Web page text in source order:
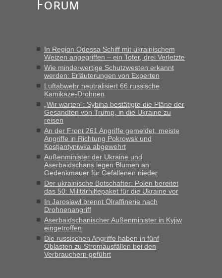
„Wir sind mit unserem Wohnmobil, wie geplant am Montag
inBerichte und Reisetipps • Re: An welchem
Grenzübergang zwischen Polen und der Ukraine geht es am
schnellsten?
„Gestern 6 Stunden warten vor der Grenze Richtung Polen
in Krakowez mit dem Kleinbus. Abfertigung ging dann
schnell da auch Passagiere mit EU-Pass dabei waren“
Bernd D-UAinBerichte und Reisetipps • Re: An welchem
Grenzübergang zwischen Polen und der Ukraine geht es am
schnellsten?
„Bin am Montag 15.6.26 um 8 Uhr in Urgyniw ausgereist,
das erste Mal an einem Montagmorgen ca. 15 Fahrzeuge
vor mir, bin sonst der Erste oder Zweite, egal, nach ca 20
Minuten wurde dann die nächste Welle...“
Berichte und Reisetipps • Re: An welchem
Grenzübergang zwischen Polen und der Ukraine geht es am
schnellsten?
„Derzeit, ist es überall sehr voll an den Grenzen Ukraine/
Polen. Zb. Krakovets 100 PKW ca. 10 h Wartezeit. Wollen
Montag rüber, versuchen es sehr früh.“
Forum
In Region Odessa Schiff mit ukrainischem
Weizen angegriffen – ein Toter, drei Verletzte
Wie minderwertige Schutzwesten erkannt
werden: Erläuterungen von Experten
Luftabwehr neutralisiert 66 russische
Kamikaze-Drohnen
„Wir warten“: Sybiha bestätigte die Pläne der
Gesandten von Trump, in die Ukraine zu
reisen
An der Front 261 Angriffe gemeldet, meiste
Angriffe in Richtung Pokrowsk und
Kostjantyniwka abgewehrt
Außenminister der Ukraine und
Aserbaidschans legen Blumen an
Gedenkmauer für Gefallenen nieder
Der ukrainische Botschafter: Polen bereitet
das 50: Militärhilfepaket für die Ukraine vor
In Jaroslawl brennt Ölraffinerie nach
Drohnenangriff
Aserbaidschanischer Außenminister in Kyjiw
eingetroffen
Die russischen Angriffe haben in fünf
Oblasten zu Stromausfällen bei den
Verbrauchern geführt